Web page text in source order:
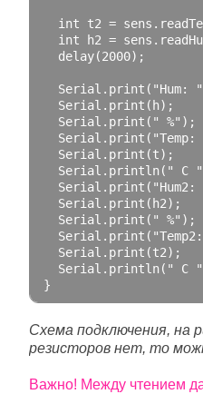
int t2 = sens .
int h2 = sens .
delay(2000);
Serial . print ( "Hum: "
Serial . print ( h);
Serial . print ( " %" );
Serial . print ( "Temp:
Serial . print (t);
Serial . println ( " C "
Serial . print ( "Hum2:
Serial . print ( h2);
Serial . print ( " %" );
Serial . print (
Serial . print (t2);
Serial . println ( " C "
}
Схема подключения, на
резисторов нет, то
Важно! Между чтением